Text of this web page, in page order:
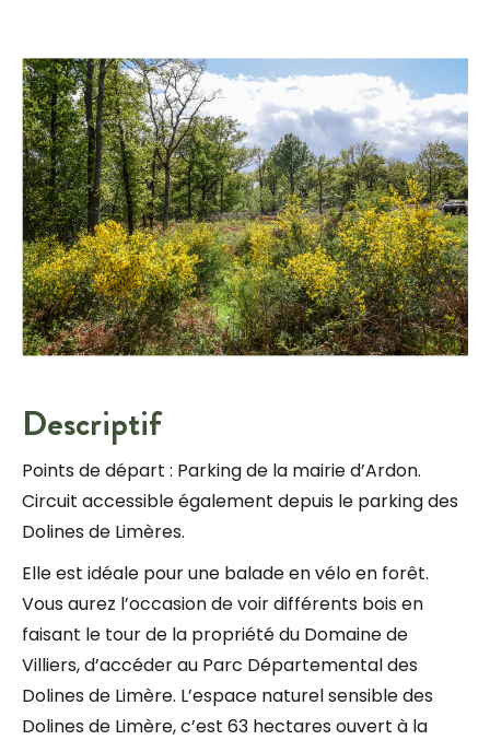
Descriptif
Points de départ : Parking de la mairie d’Ardon.
Circuit accessible également depuis le parking des
Dolines de Limères.
Elle est idéale pour une balade en vélo en forêt.
Vous aurez l’occasion de voir différents bois en
faisant le tour de la propriété du Domaine de
Villiers, d’accéder au Parc Départemental des
Dolines de Limère. L’espace naturel sensible des
Dolines de Limère, c’est 63 hectares ouvert à la